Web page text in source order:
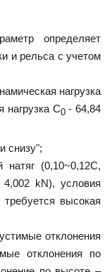
определяет
и рельса с учетом
нагрузка
нагрузка С0- 64,84
снизу";
(0,10~0,12C,
kN), условия
высокая
отклонения
отклонения по